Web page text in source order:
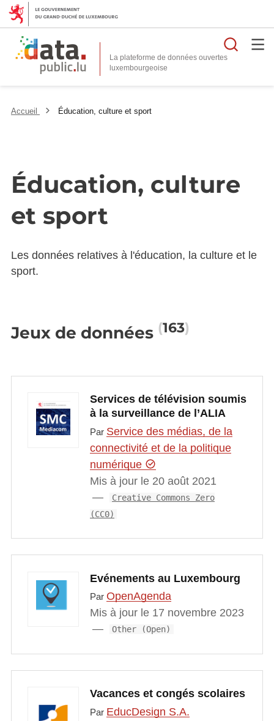
La plateforme de données ouvertes
Accueil Éducation, culture et sport
Éducation, culture
et sport
Les données relatives à l'éducation, la culture et le
sport.
Jeux de données 163
Services de télévision soumis
à la surveillance de l’ALIA
Par Service des médias, de la
connectivité et de la politique
numérique
Mis à jour le 20 août 2021
Creative Commons Zero
(CC0)
Evénements au Luxembourg
Par OpenAgenda
Mis à jour le 17 novembre 2023
Other (Open)
Vacances et congés scolaires
Par EducDesign S.A.